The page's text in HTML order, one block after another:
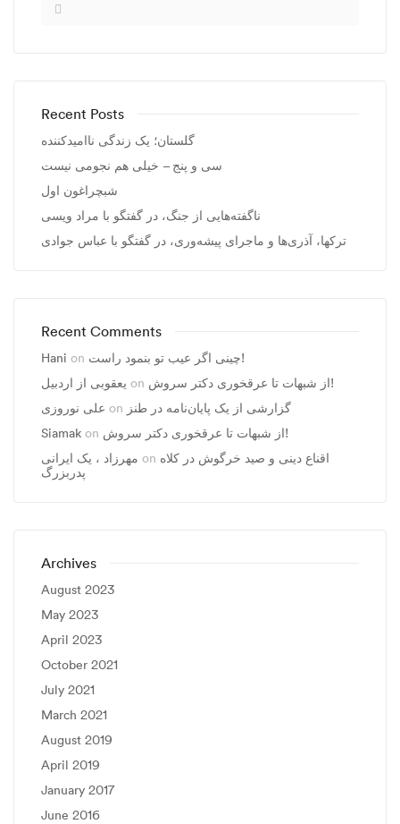
Recent Posts
گلستان؛ یک زندگی ناامیدکننده
سی و پنج – خیلی هم نجومی نیست
شبچراغون اول
ناگفته‌هایی از جنگ، در گفتگو با مراد ویسی
ترکها، آذری‌ها و ماجرای پیشه‌وری، در گفتگو با عباس جوادی
Recent Comments
Hani on
چینی اگر عیب تو بنمود راست!
یعقوبی از اردبیل on
از شبهات تا عرقخوری دکتر سروش!
علی نوروزی on گزارشی از یک پایان‌نامه در طنز
Siamak on
از شبهات تا عرقخوری دکتر سروش!
مهرزاد ، يک ايرانی on اقناع دینی و صید خرگوش در کلاه
پدربزرگ
Archives
August 2023
May 2023
April 2023
October 2021
July 2021
March 2021
August 2019
April 2019
January 2017
June 2016